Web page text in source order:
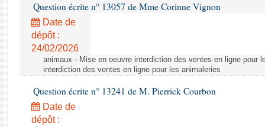
Question écrite n° 13057 de Mme Corinne Vignon
Date de
dépôt :
24/02/2026
animaux - Mise en oeuvre interdiction des ventes en ligne pour
interdiction des ventes en ligne pour les animaleries
Question écrite n° 13241 de M. Pierrick Courbon
Date de
dépôt :